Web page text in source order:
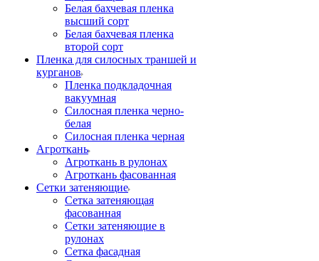
Белая бахчевая пленка
высший сорт
Белая бахчевая пленка
второй сорт
Пленка для силосных траншей и
курганов
Пленка подкладочная
вакуумная
Силосная пленка черно-
белая
Силосная пленка черная
Агроткань
Агроткань в рулонах
Агроткань фасованная
Сетки затеняющие
Сетка затеняющая
фасованная
Сетки затеняющие в
рулонах
Сетка фасадная